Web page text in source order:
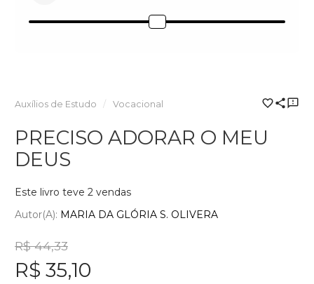
Auxílios de Estudo Vocacional
PRECISO ADORAR O MEU
DEUS
Este livro teve 2 vendas
Autor(a): MARIA DA GLÓRIA S. OLIVERA
R$ 44,33
R$ 35,10